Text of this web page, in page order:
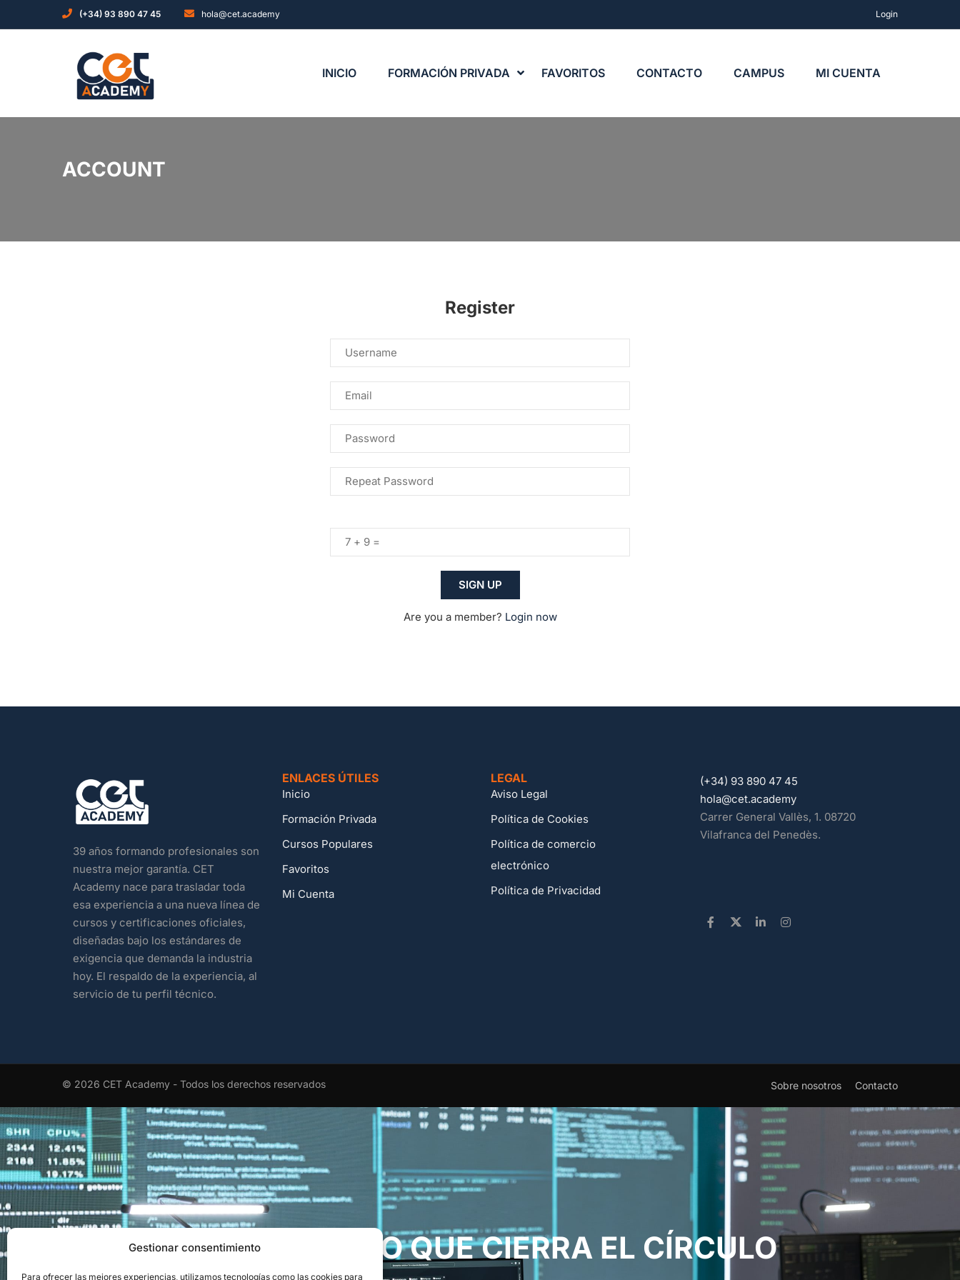
Gestionar consentimiento
Para ofrecer las mejores experiencias, utilizamos tecnologías como las cookies para
(+34) 93 890 47 45 hola@cet.academy Login
INICIO FORMACIÓN PRIVADA FAVORITOS CONTACTO CAMPUS MI CUENTA
ACCOUNT
Register
Are you a member? Login now
39 años formando profesionales son
nuestra mejor garantía. CET
Academy nace para trasladar toda
esa experiencia a una nueva línea de
cursos y certificaciones oficiales,
diseñadas bajo los estándares de
exigencia que demanda la industria
hoy. El respaldo de la experiencia, al
servicio de tu perfil técnico.
ENLACES ÚTILES
Inicio
Formación Privada
Cursos Populares
Favoritos
Mi Cuenta
LEGAL
Aviso Legal
Política de Cookies
Política de comercio
electrónico
Política de Privacidad
(+34) 93 890 47 45
hola@cet.academy
Carrer General Vallès, 1. 08720
Vilafranca del Penedès.
© 2026 CET Academy - Todos los derechos reservados Sobre nosotros Contacto
EL RECONOCIMIENTO QUE CIERRA EL CÍRCULO